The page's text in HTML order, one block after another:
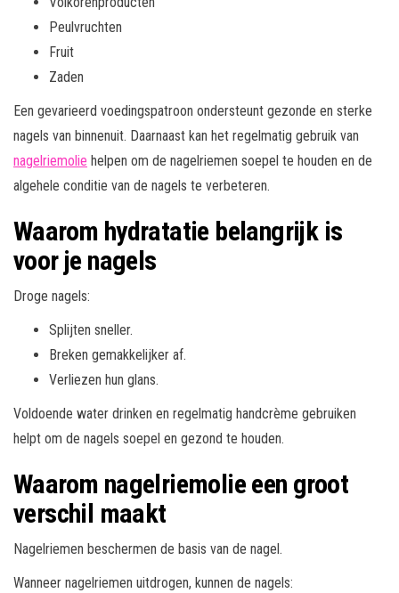
Peulvruchten
Fruit
Zaden
Een gevarieerd voedingspatroon ondersteunt gezonde en sterke
nagels van binnenuit. Daarnaast kan het regelmatig gebruik van
nagelriemolie helpen om de nagelriemen soepel te houden en de
algehele conditie van de nagels te verbeteren.
Waarom hydratatie belangrijk is
voor je nagels
Droge nagels:
Splijten sneller.
Breken gemakkelijker af.
Verliezen hun glans.
Voldoende water drinken en regelmatig handcrème gebruiken
helpt om de nagels soepel en gezond te houden.
Waarom nagelriemolie een groot
verschil maakt
Nagelriemen beschermen de basis van de nagel.
Wanneer nagelriemen uitdrogen, kunnen de nagels: